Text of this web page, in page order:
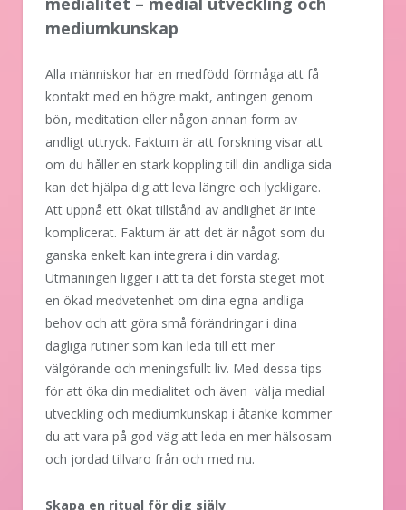
mediumkunskap
Alla människor har en medfödd förmåga att få
kontakt med en högre makt, antingen genom
bön, meditation eller någon annan form av
andligt uttryck. Faktum är att forskning visar att
om du håller en stark koppling till din andliga sida
kan det hjälpa dig att leva längre och lyckligare.
Att uppnå ett ökat tillstånd av andlighet är inte
komplicerat. Faktum är att det är något som du
ganska enkelt kan integrera i din vardag.
Utmaningen ligger i att ta det första steget mot
en ökad medvetenhet om dina egna andliga
behov och att göra små förändringar i dina
dagliga rutiner som kan leda till ett mer
välgörande och meningsfullt liv. Med dessa tips
för att öka din medialitet och även välja medial
utveckling och mediumkunskap i åtanke kommer
du att vara på god väg att leda en mer hälsosam
och jordad tillvaro från och med nu.
Skapa en ritual för dig själv